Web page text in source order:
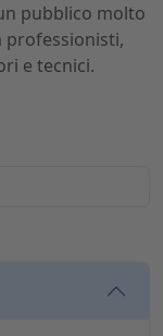
pubblico molto
professionisti,
e tecnici.